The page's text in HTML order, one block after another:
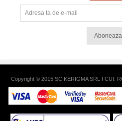
Copyright © 2015 SC KERIGMA SRL I CUI: